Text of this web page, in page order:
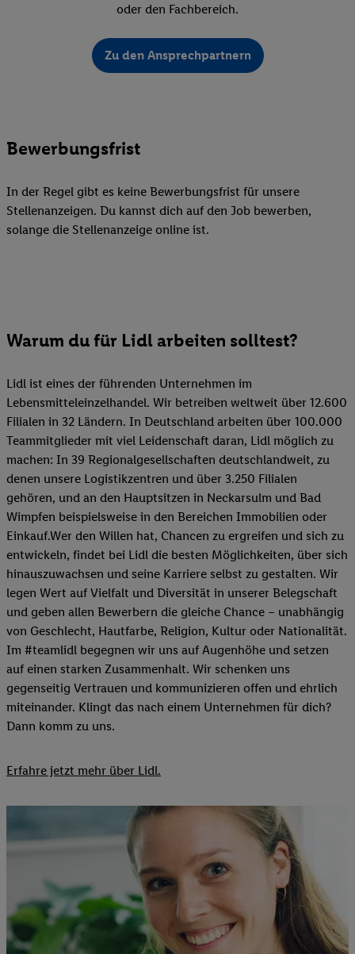
oder den Fachbereich.
Zu den Ansprechpartnern
Bewerbungsfrist
In der Regel gibt es keine Bewerbungsfrist für unsere
Stellenanzeigen. Du kannst dich auf den Job bewerben,
solange die Stellenanzeige online ist.
Warum du für Lidl arbeiten solltest?
Lidl ist eines der führenden Unternehmen im
Lebensmitteleinzelhandel. Wir betreiben weltweit über 12.600
Filialen in 32 Ländern. In Deutschland arbeiten über 100.000
Teammitglieder mit viel Leidenschaft daran, Lidl möglich zu
machen: In 39 Regionalgesellschaften deutschlandweit, zu
denen unsere Logistikzentren und über 3.250 Filialen
gehören, und an den Hauptsitzen in Neckarsulm und Bad
Wimpfen beispielsweise in den Bereichen Immobilien oder
Einkauf.Wer den Willen hat, Chancen zu ergreifen und sich zu
entwickeln, findet bei Lidl die besten Möglichkeiten, über sich
hinauszuwachsen und seine Karriere selbst zu gestalten. Wir
legen Wert auf Vielfalt und Diversität in unserer Belegschaft
und geben allen Bewerbern die gleiche Chance – unabhängig
von Geschlecht, Hautfarbe, Religion, Kultur oder Nationalität.
Im #teamlidl begegnen wir uns auf Augenhöhe und setzen
auf einen starken Zusammenhalt. Wir schenken uns
gegenseitig Vertrauen und kommunizieren offen und ehrlich
miteinander. Klingt das nach einem Unternehmen für dich?
Dann komm zu uns.​
Erfahre jetzt mehr über Lidl.